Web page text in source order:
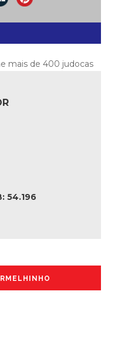
mais de 400 judocas
54.196